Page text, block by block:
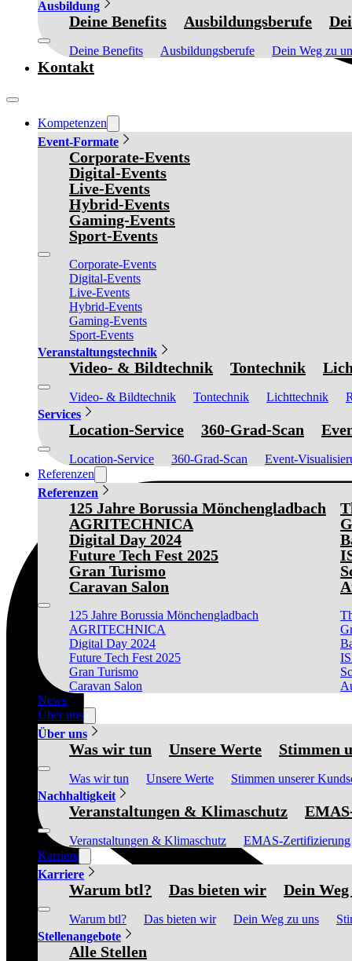
Ausbildung
Deine Benefits Ausbildungsberufe
Deine Benefits Ausbildungsberufe Dein Weg zu
Kontakt
Kompetenzen
Event-Formate
Corporate-Events
Digital-Events
Live-Events
Hybrid-Events
Gaming-Events
Sport-Events
Corporate-Events
Digital-Events
Live-Events
Hybrid-Events
Gaming-Events
Sport-Events
Veranstaltungstechnik
Video- & Bildtechnik Tontechnik
Video- & Bildtechnik Tontechnik Lichttechnik
Services
Location-Service 360-Grad-Scan
Location-Service 360-Grad-Scan
Event-
Referenzen
Referenzen
125 Jahre Borussia Mönchengladbach
AGRITECHNICA
Digital Day 2024
Future Tech Fest 2025
Gran Turismo
Caravan Salon
125 Jahre Borussia Mönchengladbach
AGRITECHNICA
Digital Day 2024
Future Tech Fest 2025
Gran Turismo
Caravan Salon
News
Über uns
Über uns
Was wir tun Unsere Werte Stimmen
Was wir tun Unsere Werte
Stimmen unserer
Nachhaltigkeit
Veranstaltungen & Klimaschutz
Veranstaltungen & Klimaschutz
EMAS-Zertifizierung
Karriere
Karriere
Warum btl? Das bieten wir Dein
Warum btl? Das bieten wir Dein Weg zu uns
Stellenangebote
Alle Stellen